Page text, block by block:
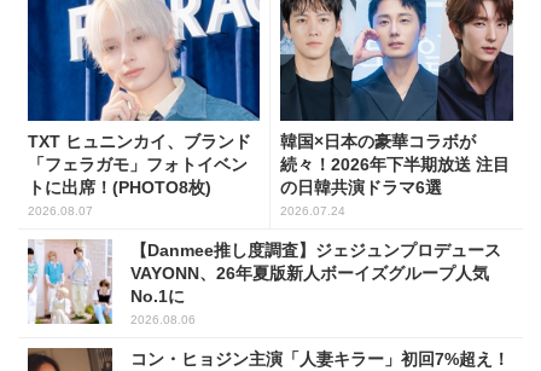
TXT ヒュニンカイ、ブランド
「フェラガモ」フォトイベン
トに出席！(PHOTO8枚)
2026.08.07
韓国×日本の豪華コラボが
続々！2026年下半期放送 注目
の日韓共演ドラマ6選
2026.07.24
【Danmee推し度調査】ジェジュンプロデュース
VAYONN、26年夏版新人ボーイズグループ人気
No.1に
2026.08.06
コン・ヒョジン主演「人妻キラー」初回7%超え！